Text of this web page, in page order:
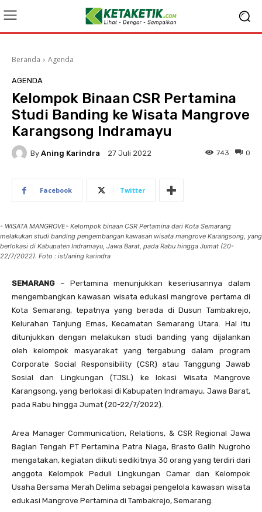
Beranda Agenda
AGENDA
Kelompok Binaan CSR Pertamina
Studi Banding ke Wisata Mangrove
Karangsong Indramayu
By Aning Karindra 27 Juli 2022 0
743
Facebook Twitter
- WISATA MANGROVE- Kelompok binaan CSR Pertamina dari Kota Semarang
melakukan studi banding pengembangan kawasan wisata mangrove Karangsong, yang
berlokasi di Kabupaten Indramayu, Jawa Barat, pada Rabu hingga Jumat (20-
22/7/2022). Foto : ist/aning karindra
SEMARANG – Pertamina menunjukkan keseriusannya dalam
mengembangkan kawasan wisata edukasi mangrove pertama di
Kota Semarang, tepatnya yang berada di Dusun Tambakrejo,
Kelurahan Tanjung Emas, Kecamatan Semarang Utara. Hal itu
ditunjukkan dengan melakukan studi banding yang dijalankan
oleh kelompok masyarakat yang tergabung dalam program
Corporate Social Responsibility (CSR) atau Tanggung Jawab
Sosial dan Lingkungan (TJSL) ke lokasi Wisata Mangrove
Karangsong, yang berlokasi di Kabupaten Indramayu, Jawa Barat,
pada Rabu hingga Jumat (20-22/7/2022).
Area Manager Communication, Relations, & CSR Regional Jawa
Bagian Tengah PT Pertamina Patra Niaga, Brasto Galih Nugroho
mengatakan, kegiatan diikuti sedikitnya 30 orang yang terdiri dari
anggota Kelompok Peduli Lingkungan Camar dan Kelompok
Usaha Bersama Merah Delima sebagai pengelola kawasan wisata
edukasi Mangrove Pertamina di Tambakrejo, Semarang.